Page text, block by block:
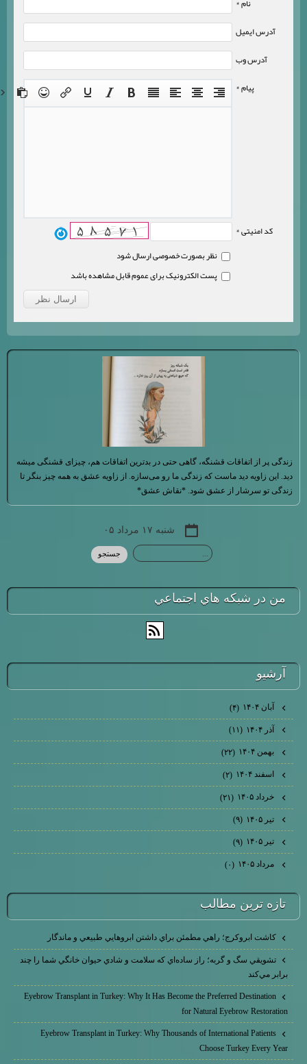
نام *
آدرس ایمیل
آدرس وب
پیام *
کد امنیتی *
نظر بصورت خصوصی ارسال شود
پست الکترونیک برای عموم قابل مشاهده باشد
زندگی پر از اتفاقات قشنگه، گاهی حتی در بدترین اتفاقات هم، چیزای قشنگی میشه
دید. این زاویه دید ماست که زندگی ما رو می‌سازه. از زاویه عشق به همه چیز بنگر تا
زندگی تو سرشار از عشق شود. *نقاش عشق*
شنبه ۱۷ مرداد ۰۵
من در شبكه هاي اجتماعي
آرشيو
آبان ۱۴۰۴ (۴)
آذر ۱۴۰۴ (۱۱)
بهمن ۱۴۰۴ (۲۲)
اسفند ۱۴۰۴ (۲)
خرداد ۱۴۰۵ (۲۱)
تیر ۱۴۰۵ (۹)
تیر ۱۴۰۵ (۹)
مرداد ۱۴۰۵ (۰)
تازه ترين مطالب
كاشت ابرو‌كرج؛ راهي مطمئن براي داشتن ابروهايي طبيعي و ماندگار
تشويقي سگ و گربه؛ راز ساده‌اي كه سلامت و شادي حيوان خانگي شما را چند
برابر مي‌كند
Eyebrow Transplant in Turkey: Why It Has Become the Preferred Destination
for Natural Eyebrow Restoration
Eyebrow Transplant in Turkey: Why Thousands of International Patients
Choose Turkey Every Year